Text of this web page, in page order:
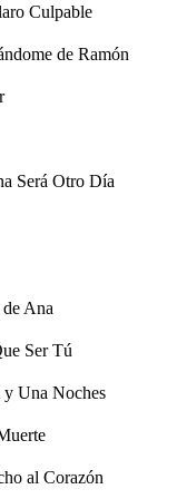
Culpable
de Ramón
Será Otro Día
Ana
Ser Tú
Una Noches
al Corazón